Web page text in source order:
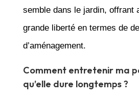
semble dans le jardin, offrant
grande liberté en termes de
d’aménagement.
Comment entretenir ma
qu’elle dure longtemps ?